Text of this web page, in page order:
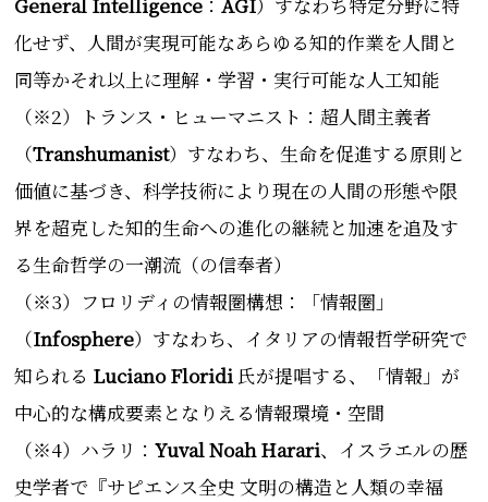
化せず、人間が実現可能なあらゆる知的作業を人間と
同等かそれ以上に理解・学習・実行可能な人工知能
（※2）トランス・ヒューマニスト：超人間主義者
（Transhumanist）すなわち、生命を促進する原則と
価値に基づき、科学技術により現在の人間の形態や限
界を超克した知的生命への進化の継続と加速を追及す
る生命哲学の一潮流（の信奉者）
（※3）フロリディの情報圏構想：「情報圏」
（Infosphere）すなわち、イタリアの情報哲学研究で
知られる Luciano Floridi 氏が提唱する、「情報」が
中心的な構成要素となりえる情報環境・空間
（※4）ハラリ：Yuval Noah Harari、イスラエルの歴
史学者で『サピエンス全史 文明の構造と人類の幸福